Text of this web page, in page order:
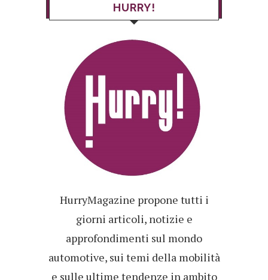
HURRY!
HurryMagazine propone tutti i
giorni articoli, notizie e
approfondimenti sul mondo
automotive, sui temi della mobilità
e sulle ultime tendenze in ambito